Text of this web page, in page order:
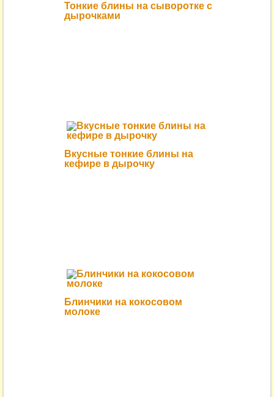
Тонкие блины на сыворотке с
дырочками
Вкусные тонкие блины на
кефире в дырочку
Блинчики на кокосовом
молоке